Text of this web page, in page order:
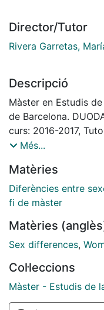
Director/Tutor
Rivera Garretas,
Descripció
Màster en Estudis de la
de Barcelona.
curs: 2016-2017,
Garretas
Més...
Matèries
Diferències entre
fi de màster
Matèries
Sex differences,
Col·leccions
Màster - Estudis de